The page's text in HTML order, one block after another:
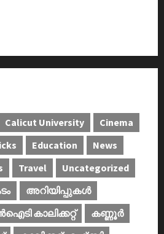
Calicut University
Cinema
Education
News
Travel
Uncategorized
അറിയിപ്പുകള്‍
കാലിക്കറ്റ്
കണ്ണൂര്‍